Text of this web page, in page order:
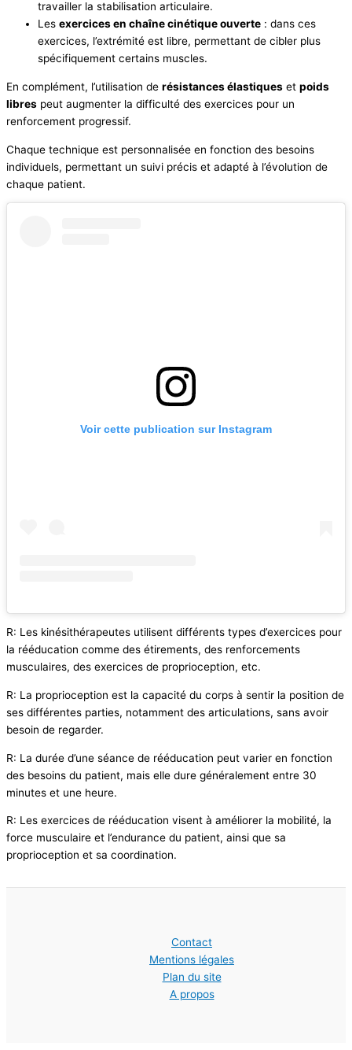
travailler la stabilisation articulaire.
Les exercices en chaîne cinétique ouverte : dans ces
exercices, l’extrémité est libre, permettant de cibler plus
spécifiquement certains muscles.
En complément, l’utilisation de résistances élastiques et poids
libres peut augmenter la difficulté des exercices pour un
renforcement progressif.
Chaque technique est personnalisée en fonction des besoins
individuels, permettant un suivi précis et adapté à l’évolution de
chaque patient.
Voir cette publication sur Instagram
R: Les kinésithérapeutes utilisent différents types d’exercices pour
la rééducation comme des étirements, des renforcements
musculaires, des exercices de proprioception, etc.
R: La proprioception est la capacité du corps à sentir la position de
ses différentes parties, notamment des articulations, sans avoir
besoin de regarder.
R: La durée d’une séance de rééducation peut varier en fonction
des besoins du patient, mais elle dure généralement entre 30
minutes et une heure.
R: Les exercices de rééducation visent à améliorer la mobilité, la
force musculaire et l’endurance du patient, ainsi que sa
proprioception et sa coordination.
Contact
Mentions légales
Plan du site
A propos